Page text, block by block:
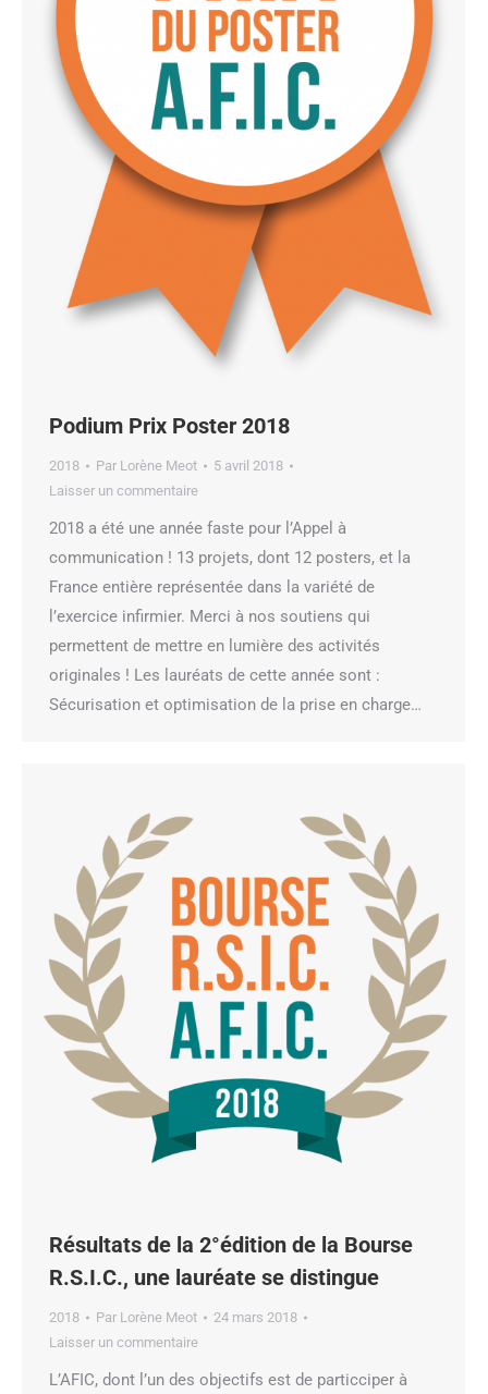
Podium Prix Poster 2018
2018 Par Lorène Meot
5 avril 2018
Laisser un commentaire
2018 a été une année faste pour l’Appel à
communication ! 13 projets, dont 12 posters, et la
France entière représentée dans la variété de
l’exercice infirmier. Merci à nos soutiens qui
permettent de mettre en lumière des activités
originales ! Les lauréats de cette année sont :
Sécurisation et optimisation de la prise en charge…
Résultats de la 2°édition de la Bourse
R.S.I.C., une lauréate se distingue
2018 Par Lorène Meot
24 mars 2018
Laisser un commentaire
L’AFIC, dont l’un des objectifs est de particciper à